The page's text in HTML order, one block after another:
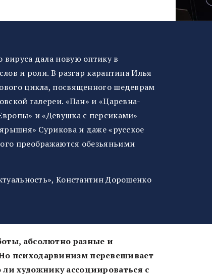
дала новую оптику в
и роли. В разгар карантина Илья
цикла, посвященного шедеврам
галереи. «Пан» и «Царевна-
и «Девушка с персиками»
Сурикова и даже «русское
преображаются обезьяньими
Константин Дорошенко
абсолютно разные и
психодарвинизм перевешивает
художнику ассоциироваться с